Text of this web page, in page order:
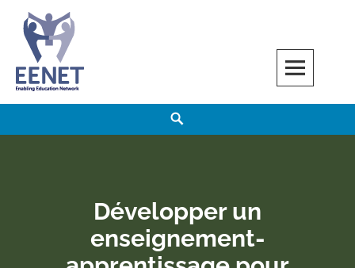
content
EENET
ENABLING EDUCATION NETWORK
Développer un
enseignement-